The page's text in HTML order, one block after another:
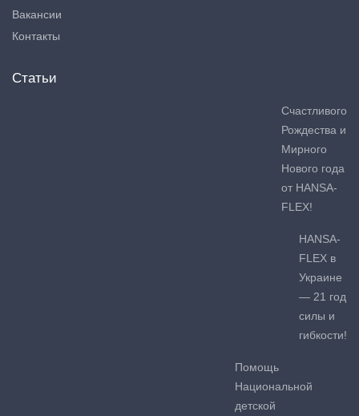
Вакансии
Контакты
Статьи
Счастливого
Рождества и
Мирного
Нового года
от HANSA-
FLEX!
HANSA-
FLEX в
Украине
— 21 год
силы и
гибкости!
Помощь
Национальной
детской